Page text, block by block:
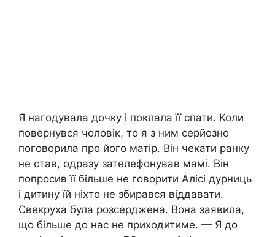
Я нагодувала дочку і поклала її спати. Коли
повернувся чоловік, то я з ним серйозно
поговорила про його матір. Він чекати ранку
не став, одразу зателефонував мамі. Він
попросив її більше не говорити Алісі дурниць
і дитину їй ніхто не збирався віддавати.
Свекруха була розсерджена. Вона заявила,
що більше до нас не приходитиме. — Я до